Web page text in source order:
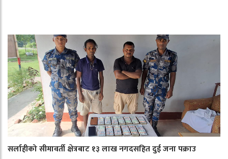
सर्लाहीको सीमावर्ती क्षेत्रबाट १३ लाख नगदसहित दुई जना पक्राउ